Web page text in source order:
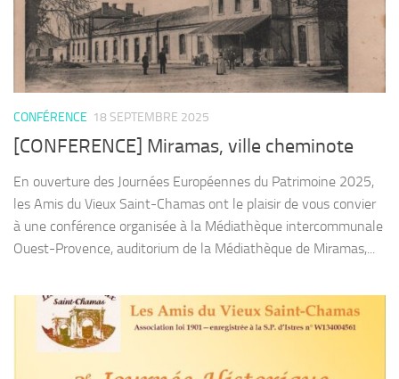
CONFÉRENCE 18 SEPTEMBRE 2025
[CONFERENCE] Miramas, ville cheminote
En ouverture des Journées Européennes du Patrimoine 2025,
les Amis du Vieux Saint-Chamas ont le plaisir de vous convier
à une conférence organisée à la Médiathèque intercommunale
Ouest-Provence, auditorium de la Médiathèque de Miramas,...